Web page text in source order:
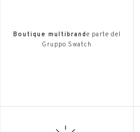
Boutique multibrand e parte del
Gruppo Swatch